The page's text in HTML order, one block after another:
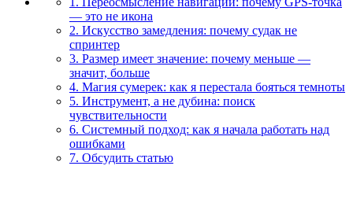
— это не икона
2. Искусство замедления: почему судак не
спринтер
3. Размер имеет значение: почему меньше —
значит, больше
4. Магия сумерек: как я перестала бояться темноты
5. Инструмент, а не дубина: поиск
чувствительности
6. Системный подход: как я начала работать над
ошибками
7. Обсудить статью